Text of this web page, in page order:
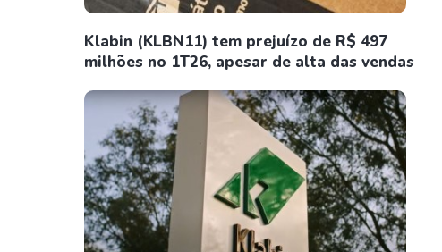
Klabin (KLBN11) tem prejuízo de R$ 497
milhões no 1T26, apesar de alta das vendas